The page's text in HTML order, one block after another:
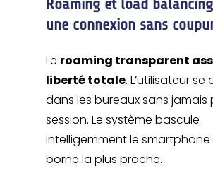
Roaming et load
une connexion sans
Le roaming transparent
liberté totale. L’utilisateur
dans les bureaux sans jamais
session. Le système bascule
intelligemment le smartphone
borne la plus proche.